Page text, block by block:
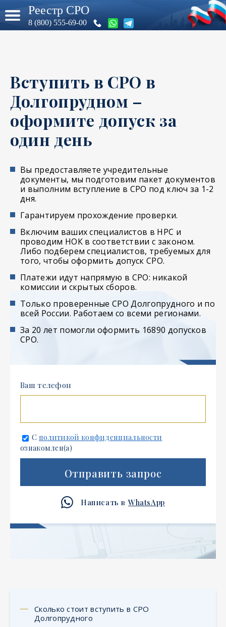
Реестр СРО
8 (800) 555-69-00
Вступить в СРО в
Долгопрудном –
оформите допуск за
один день
Вы предоставляете учредительные
документы, мы подготовим пакет документов
и выполним вступление в СРО под ключ за 1-2
дня.
Гарантируем прохождение проверки.
Включим ваших специалистов в НРС и
проводим НОК в соответствии с законом.
Либо подберем специалистов, требуемых для
того, чтобы оформить допуск СРО.
Платежи идут напрямую в СРО: никакой
комиссии и скрытых сборов.
Только проверенные СРО Долгопрудного и по
всей России. Работаем со всеми регионами.
За 20 лет помогли оформить 16890 допусков
СРО.
Ваш телефон
С политикой конфиденциальности
ознакомлен(а)
Отправить запрос
Написать в WhatsApp
Сколько стоит вступить в СРО
Долгопрудного